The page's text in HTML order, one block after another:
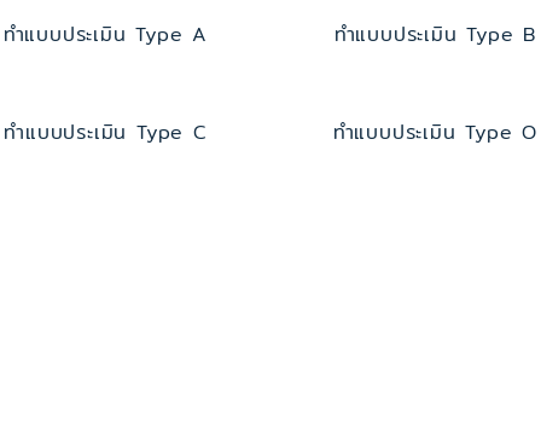
ทำแบบประเมิน Type A ทำแบบประเมิน Type B
ทำแบบประเมิน Type C ทำแบบประเมิน Type O